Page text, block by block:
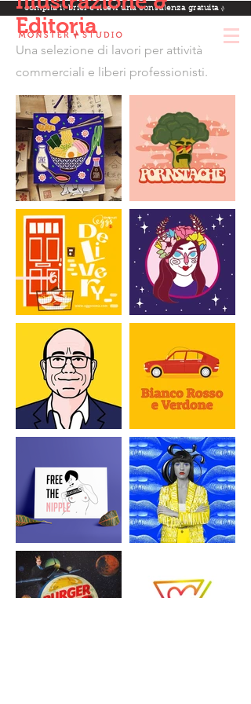
compila il brief e ricevi una consulenza gratuita
Editoria
Una selezione di lavori per attività
commerciali e liberi professionisti.